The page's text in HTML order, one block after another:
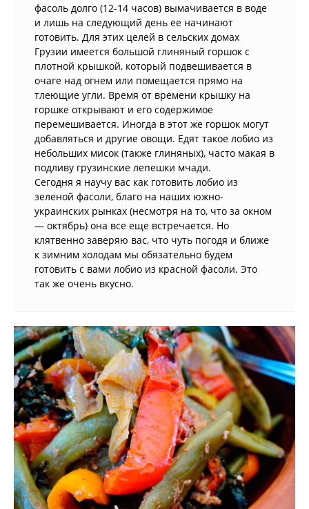
фасоль долго (12-14 часов) вымачивается в воде
и лишь на следующий день ее начинают
готовить. Для этих целей в сельских домах
Грузии имеется большой глиняный горшок с
плотной крышкой, который подвешивается в
очаге над огнем или помещается прямо на
тлеющие угли. Время от времени крышку на
горшке открывают и его содержимое
перемешивается. Иногда в этот же горшок могут
добавляться и другие овощи. Едят такое лобио из
небольших мисок (также глиняных), часто макая в
подливу грузинские лепешки мчади.
Сегодня я научу вас как готовить лобио из
зеленой фасоли, благо на наших южно-
украинских рынках (несмотря на то, что за окном
— октябрь) она все еще встречается. Но
клятвенно заверяю вас, что чуть погодя и ближе
к зимним холодам мы обязательно будем
готовить с вами лобио из красной фасоли. Это
так же очень вкусно.